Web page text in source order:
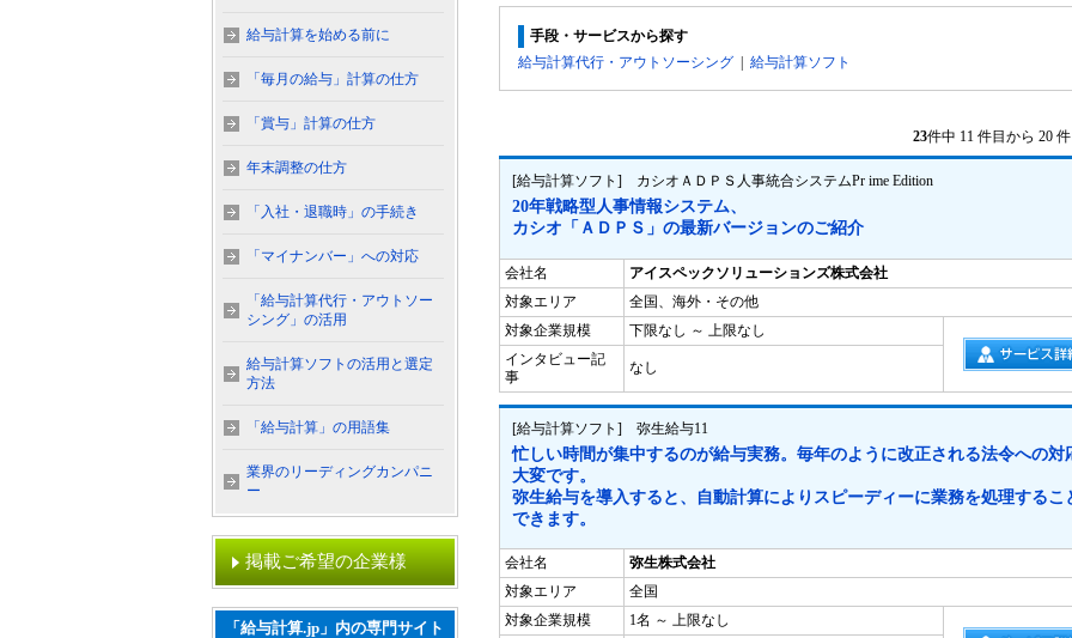
手段・サービスから探す
給与計算代行・アウトソーシング
給与計算ソフト
23件中 11 件目から 20
[給与計算ソフト] カシオＡＤＰＳ人事統合システムPr ime Edition
20年戦略型人事情報システム、
カシオ「ＡＤＰＳ」の最新バージョンのご紹介
会社名
アイスペックソリューションズ株式会社
対象エリア
全国、海外・その他
対象企業規模
下限なし ～ 上限なし
インタビュー記
事
なし
[給与計算ソフト] 弥生給与11
忙しい時間が集中するのが給与実務。毎年のように改正される法令への対
大変です。
弥生給与を導入すると、自動計算によりスピーディーに業務を処理するこ
できます。
会社名
弥生株式会社
対象エリア
全国
対象企業規模
1名 ～ 上限なし
給与計算を始める前に
「毎月の給与」計算の仕方
「賞与」計算の仕方
年末調整の仕方
「入社・退職時」の手続き
「マイナンバー」への対応
「給与計算代行・アウトソー
シング」の活用
給与計算ソフトの活用と選定
方法
「給与計算」の用語集
業界のリーディングカンパニ
ー
掲載ご希望の企業様
「給与計算.jp」内の専門サイト